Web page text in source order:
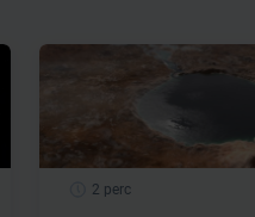
2 perc